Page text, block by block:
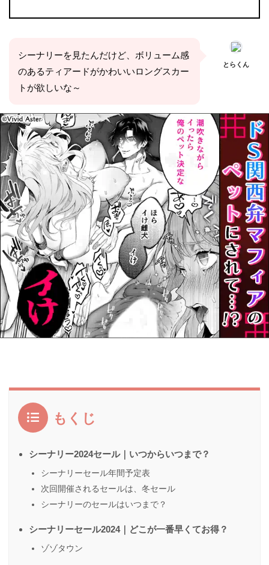
シーナリーを見たんだけど、ボリューム感
のあるティアードがかわいいロングスカー
トが欲しいな～
とらくん
もくじ
シーナリー2024セール｜いつからいつまで？
シーナリーセール年間予定表
次回開催されるセールは、冬セール
シーナリーのセールはいつまで？
シーナリーセール2024｜どこが一番早くてお得？
ゾゾタウン